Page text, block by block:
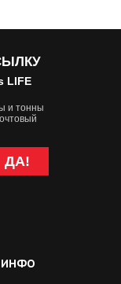
LIFE
и тонны
ДА!
ИНФО